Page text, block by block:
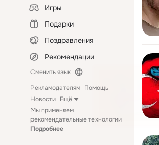
Игры
Подарки
Поздравления
Рекомендации
Сменить язык
Рекламодателям Помощь
Новости Ещё
Мы применяем
рекомендательные технологии
Подробнее